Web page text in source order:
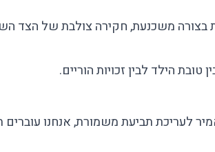
בצורה משכנעת, חקירה צולבת של הצד
טובת הילד לבין זכויות הוריים.
לעריכת תביעת משמורת, אנחנו עוברים